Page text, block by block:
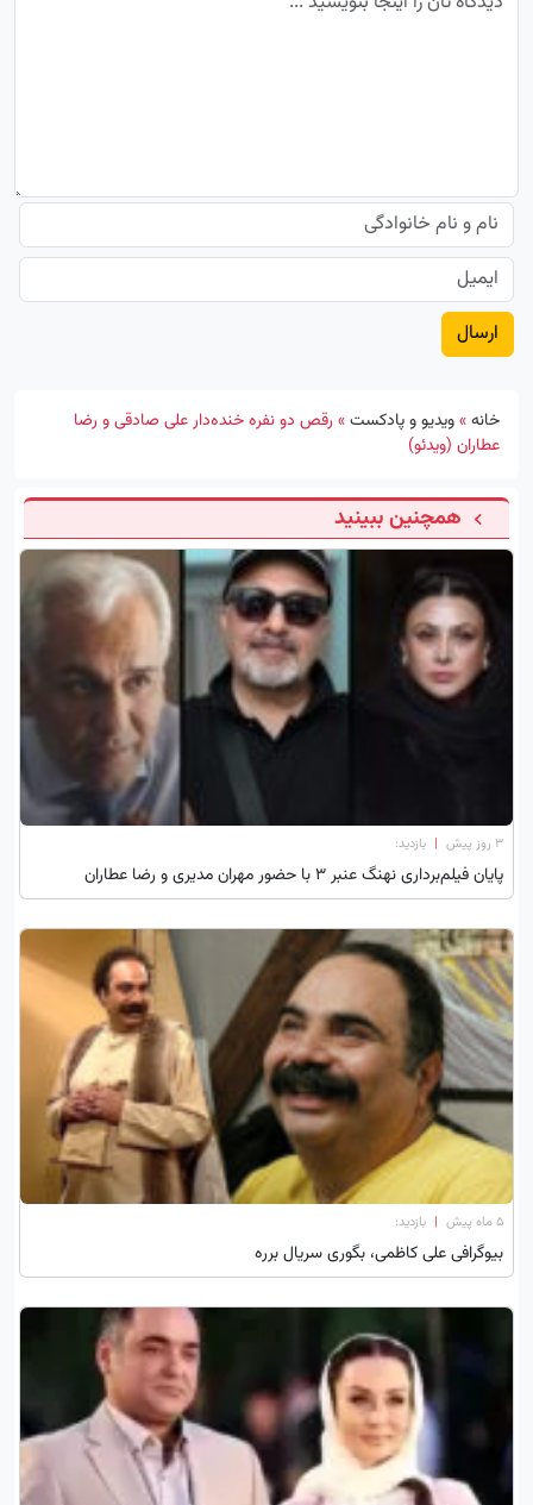
خانه»ویدیو و پادکست» رقص دو نفره خنده‌دار علی صادقی و رضا
عطاران (ویدئو)
همچنین ببینید
۳ روز پیش | بازدید:
پایان فیلم‌برداری نهنگ عنبر ۳ با حضور مهران مدیری و رضا عطاران
۵ ماه پیش | بازدید:
بیوگرافی علی کاظمی، بگوری سریال برره